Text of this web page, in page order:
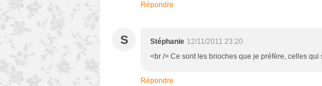
Répondre
S Stéphanie 12/11/2011 23:20
<br /> Ce sont les brioches que je préfère, celles qui
Répondre